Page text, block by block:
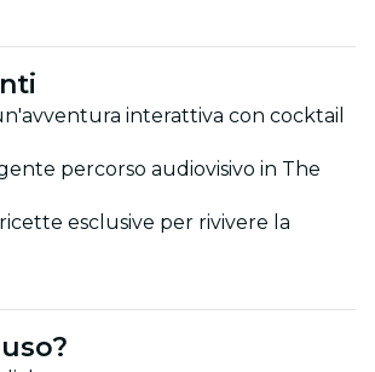
interattiva con cocktail
percorso audiovisivo in The
esclusive per rivivere la